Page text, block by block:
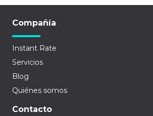
Compañía
Instant Rate
Servicios
Blog
Quiénes somos
Contacto